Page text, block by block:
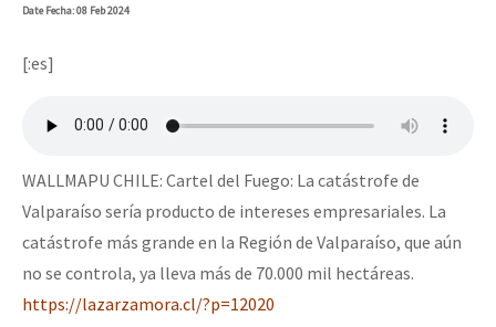
DateFecha: 08 Feb 2024
[:es]
WALLMAPU CHILE: Cartel del Fuego: La catástrofe de
Valparaíso sería producto de intereses empresariales. La
catástrofe más grande en la Región de Valparaíso, que aún
no se controla, ya lleva más de 70.000 mil hectáreas.
https://lazarzamora.cl/?p=12020